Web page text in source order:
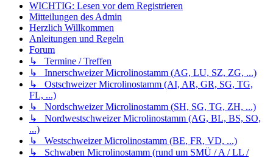
WICHTIG: Lesen vor dem Registrieren
Mitteilungen des Admin
Herzlich Willkommen
Anleitungen und Regeln
Forum
↳ Termine / Treffen
↳ Innerschweizer Microlinostamm (AG, LU, SZ, ZG, ...)
↳ Ostschweizer Microlinostamm (AI, AR, GR, SG, TG,
FL, ...)
↳ Nordschweizer Microlinostamm (SH, SG, TG, ZH, ...)
↳ Nordwestschweizer Microlinostamm (AG, BL, BS, SO,
...)
↳ Westschweizer Microlinostamm (BE, FR, VD, ...)
↳ Schwaben Microlinostamm (rund um SMÜ / A / LL /